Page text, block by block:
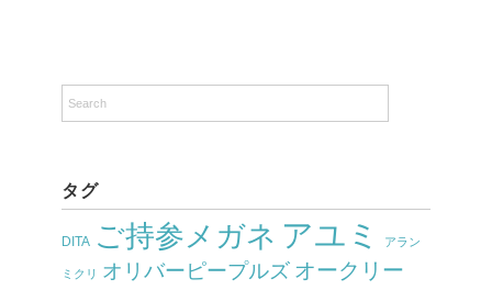
タグ
DITA ご持参メガネ アユミ アラン
ミクリ オリバーピープルズ オークリー